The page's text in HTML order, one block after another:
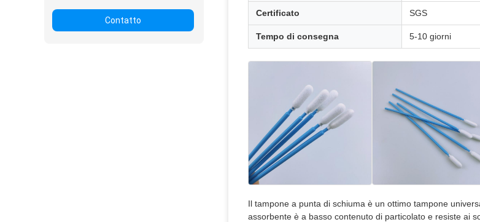
Contatto
Certificato SGS
Tempo di consegna 5-10 giorni
Il tampone a punta di schiuma è un ottimo tampone
assorbente è a basso contenuto di particolato e resiste ai